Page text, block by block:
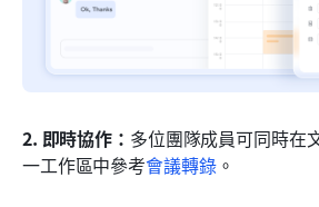
2. 即時協作： 多位團隊成員可同時在
一工作區中參考會議轉錄。